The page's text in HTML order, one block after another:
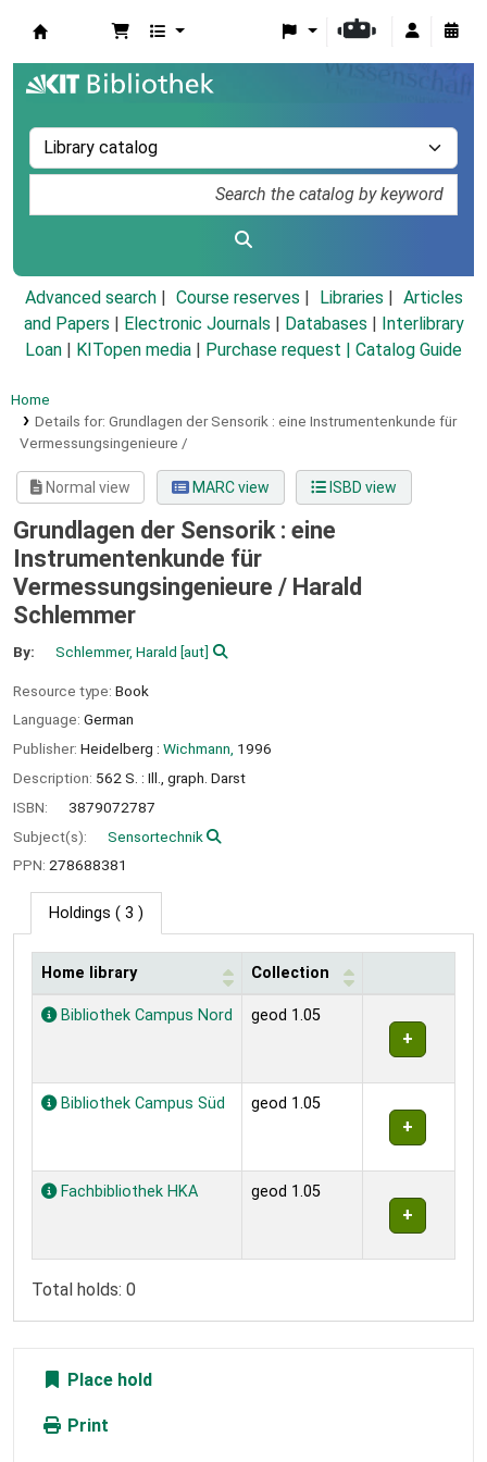
Advanced search Course reserves Libraries
Articles
and Papers
Electronic Journals Databases
Interlibrary
Loan
KITopen media Purchase request | Catalog Guide
Home
Details for: Grundlagen der Sensorik : eine Instrumentenkunde für
Vermessungsingenieure /
Normal view MARC view ISBD view
Grundlagen der Sensorik : eine
Instrumentenkunde für
Vermessungsingenieure / Harald
Schlemmer
By: Schlemmer, Harald [aut]
Resource type: Book
Language: German
Publisher: Heidelberg : Wichmann, 1996
Description: 562 S. : Ill., graph. Darst
ISBN:
3879072787
Subject(s):
Sensortechnik
PPN: 278688381
Holdings ( 3 )
Holdings
Home library Collection
Bibliothek Campus Nord geod 1.05
Bibliothek Campus Süd geod 1.05
Fachbibliothek HKA geod 1.05
Total holds: 0
Place hold
Print